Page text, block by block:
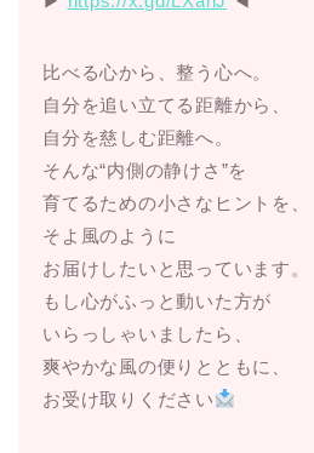
比べる心から、整う心へ。
自分を追い立てる距離から、
自分を慈しむ距離へ。
そんな“内側の静けさ”を
育てるための小さなヒントを、
そよ風のように
お届けしたいと思っています。
もし心がふっと動いた方が
いらっしゃいましたら、
爽やかな風の便りとともに、
お受け取りください